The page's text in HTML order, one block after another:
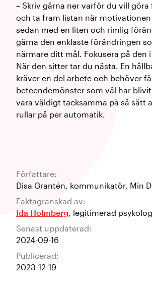
– Skriv gärna ner varför du vill
och ta fram listan när motivationen
sedan med en liten och rimlig
gärna den enklaste förändringen
närmare ditt mål. Fokusera på den
När den sitter tar du nästa. En
kräver en del arbete och behöver
beteendemönster som väl har
vara väldigt tacksamma på så sätt
rullar på per automatik.
Författare:
Disa Grantén, kommunikatör, Min
Faktagranskad av:
Ida Holmberg, legitimerad psykolog
Senast uppdaterad:
2024-09-16
Publicerad:
2023-12-19